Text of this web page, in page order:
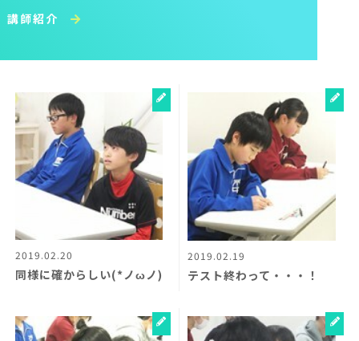
講師紹介
2019.02.20
同様に確からしい(*ノωノ)
2019.02.19
テスト終わって・・・！